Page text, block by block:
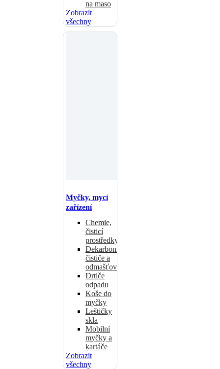
na maso
Zobrazit
všechny
Myčky, mycí
zařízení
Chemie,
čisticí
prostředky
Dekarbonizační
čističe a
odmašťovače
Drtiče
odpadu
Koše do
myčky
Leštičky
skla
Mobilní
myčky a
kartáče
Zobrazit
všechny